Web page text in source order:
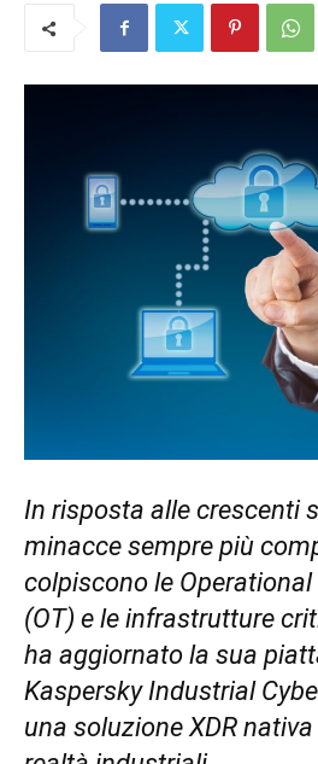
In risposta alle crescenti
minacce sempre più
colpiscono le
(OT) e le infrastrutture
ha aggiornato la sua
Kaspersky Industrial
una soluzione XDR